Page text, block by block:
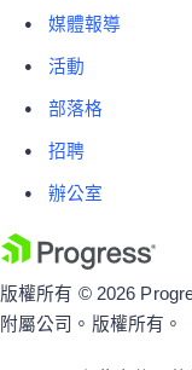
媒體報導
活動
部落格
招聘
辦公室
版權所有 © 2026
附屬公司。版權所有。